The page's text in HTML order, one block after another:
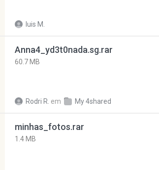
luis M.
Anna4_yd3t0nada.sg.rar
60.7 MB
Rodri R. em My 4shared
minhas_fotos.rar
1.4 MB